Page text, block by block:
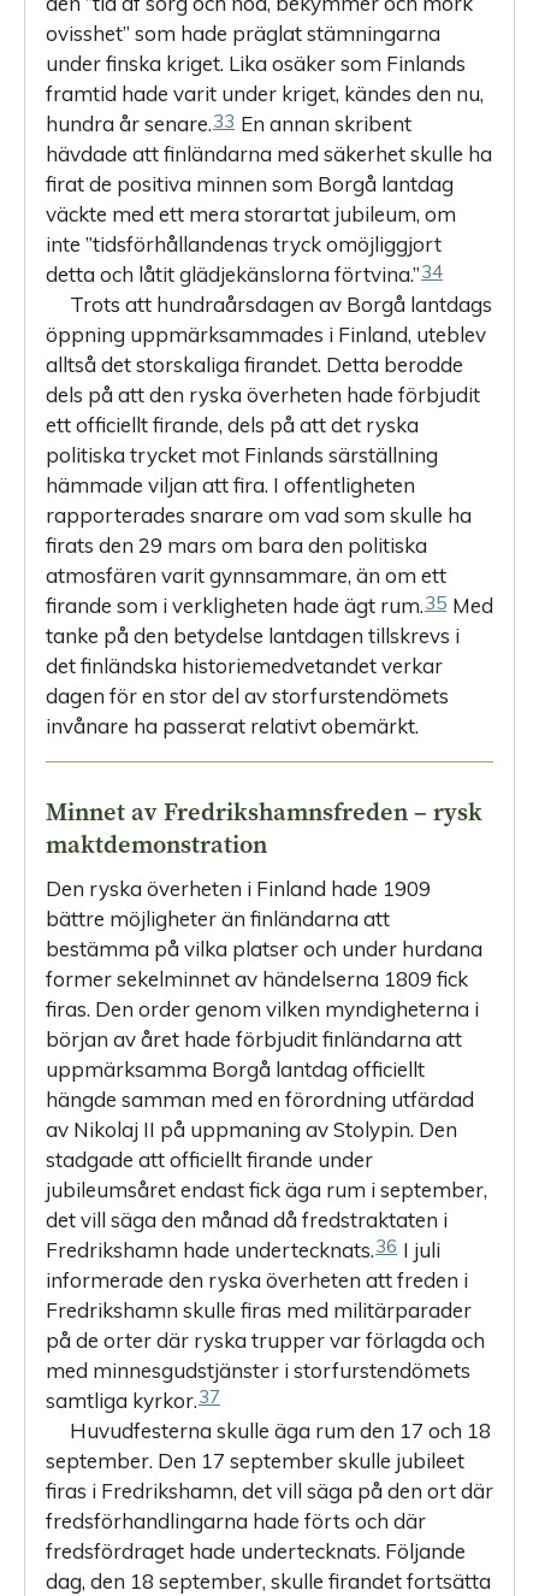
ovisshet” som hade präglat stämningarna
under finska kriget. Lika osäker som Finlands
framtid hade varit under kriget, kändes den nu,
hundra år senare.33 En annan skribent
hävdade att finländarna med säkerhet skulle ha
firat de positiva minnen som Borgå lantdag
väckte med ett mera storartat jubileum, om
inte ”tidsförhållandenas tryck omöjliggjort
detta och låtit glädjekänslorna förtvina.”34
Trots att hundraårsdagen av Borgå lantdags
öppning uppmärksammades i Finland, uteblev
alltså det storskaliga firandet. Detta berodde
dels på att den ryska överheten hade förbjudit
ett officiellt firande, dels på att det ryska
politiska trycket mot Finlands särställning
hämmade viljan att fira. I offentligheten
rapporterades snarare om vad som skulle ha
firats den 29 mars om bara den politiska
atmosfären varit gynnsammare, än om ett
firande som i verkligheten hade ägt rum.35 Med
tanke på den betydelse lantdagen tillskrevs i
det finländska historiemedvetandet verkar
dagen för en stor del av storfurstendömets
invånare ha passerat relativt obemärkt.
Minnet av Fredrikshamnsfreden – rysk
maktdemonstration
Den ryska överheten i Finland hade 1909
bättre möjligheter än finländarna att
bestämma på vilka platser och under hurdana
former sekelminnet av händelserna 1809 fick
firas. Den order genom vilken myndigheterna i
början av året hade förbjudit finländarna att
uppmärksamma Borgå lantdag officiellt
hängde samman med en förordning utfärdad
av Nikolaj II på uppmaning av Stolypin. Den
stadgade att officiellt firande under
jubileumsåret endast fick äga rum i september,
det vill säga den månad då fredstraktaten i
Fredrikshamn hade undertecknats.36 I juli
informerade den ryska överheten att freden i
Fredrikshamn skulle firas med militärparader
på de orter där ryska trupper var förlagda och
med minnesgudstjänster i storfurstendömets
samtliga kyrkor.37
Huvudfesterna skulle äga rum den 17 och 18
september. Den 17 september skulle jubileet
firas i Fredrikshamn, det vill säga på den ort där
fredsförhandlingarna hade förts och där
fredsfördraget hade undertecknats. Följande
dag, den 18 september, skulle firandet fortsätta